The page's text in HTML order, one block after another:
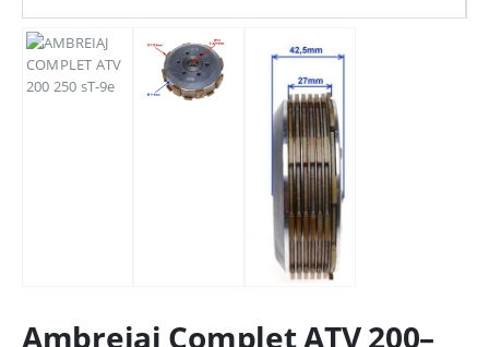
Ambreiaj Complet ATV 200–